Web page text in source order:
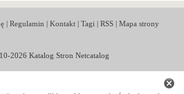
| Regulamin | Kontakt| Tagi | RSS| Mapa strony
2026 Katalog Stron Netcatalog